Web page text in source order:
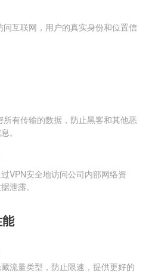
问互联网，用户的真实身份和位置信
所有传输的数据，防止黑客和其他恶
。
VPN安全地访问公司内部网络资
泄露。
流量类型，防止限速，提供更好的